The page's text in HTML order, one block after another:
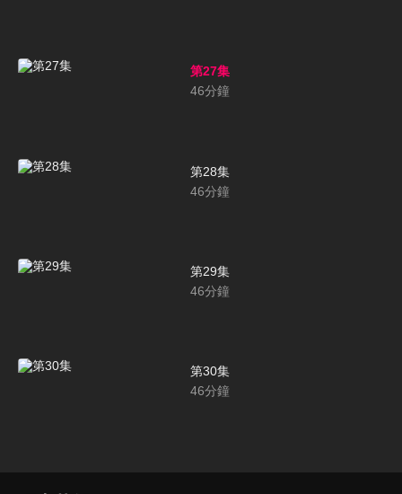
第27集
46分鐘
第28集
46分鐘
第29集
46分鐘
第30集
46分鐘